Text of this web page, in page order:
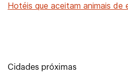
Hotéis que aceitam animais de
Cidades próximas